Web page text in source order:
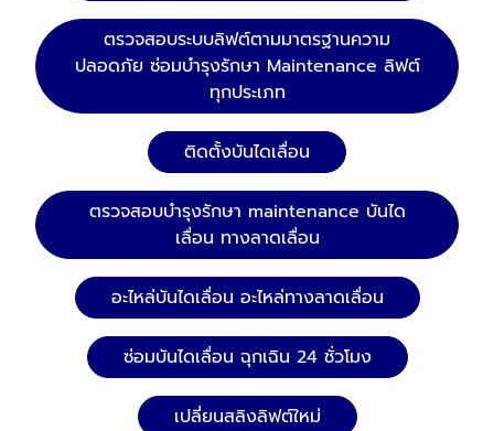
ตรวจสอบระบบลิฟต์ตามมาตรฐานความ
ปลอดภัย ซ่อมบำรุงรักษา Maintenance ลิฟต์
ทุกประเภท
ติดตั้งบันไดเลื่อน
ตรวจสอบบำรุงรักษา maintenance บันได
เลื่อน ทางลาดเลื่อน
อะไหล่บันไดเลื่อน อะไหล่ทางลาดเลื่อน
ซ่อมบันไดเลื่อน ฉุกเฉิน 24 ชั่วโมง
เปลี่ยนสลิงลิฟต์ใหม่